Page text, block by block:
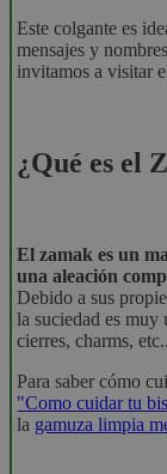
Este colgante es
mensajes y
invitamos a visitar
¿Qué es el
El zamak es un
una aleación
Debido a sus
la suciedad es muy
cierres, charms,
Para saber cómo
"Como cuidar tu
la gamuza limpia